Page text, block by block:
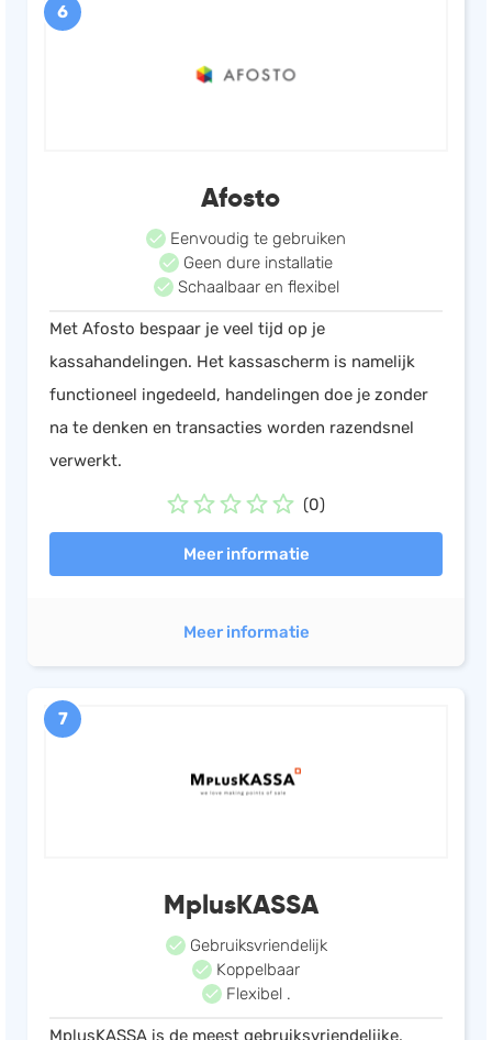
6
Afosto
Eenvoudig te gebruiken
Geen dure installatie
Schaalbaar en flexibel
Met Afosto bespaar je veel tijd op je
kassahandelingen. Het kassascherm is namelijk
functioneel ingedeeld, handelingen doe je zonder
na te denken en transacties worden razendsnel
verwerkt.
(0)
Meer informatie
Meer informatie
7
MplusKASSA
Gebruiksvriendelijk
Koppelbaar
Flexibel .
MplusKASSA is de meest gebruiksvriendelijke,